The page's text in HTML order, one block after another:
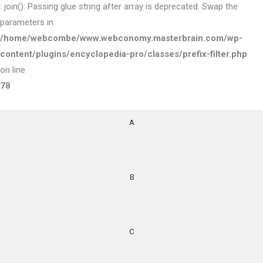
: join(): Passing glue string after array is deprecated. Swap the
parameters in
/home/webcombe/www.webconomy.masterbrain.com/wp-
content/plugins/encyclopedia-pro/classes/prefix-filter.php
on line
78
A
B
C